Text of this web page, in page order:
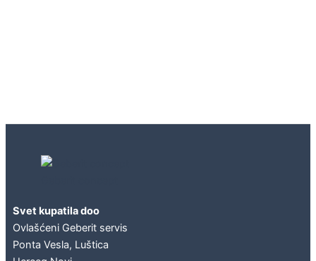
Svet kupatila doo
Ovlašćeni Geberit servis
Ponta Vesla, Luštica